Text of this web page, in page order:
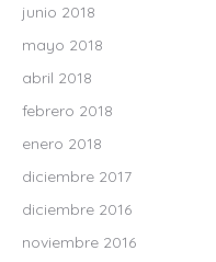
junio 2018
mayo 2018
abril 2018
febrero 2018
enero 2018
diciembre 2017
diciembre 2016
noviembre 2016